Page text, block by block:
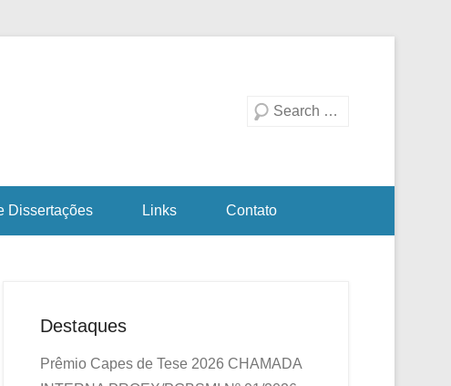
Investigativa
Pesquisa
Dissertações Links Contato
Destaques
Prêmio Capes de Tese 2026 CHAMADA